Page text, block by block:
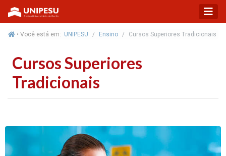
• Você está em: UNIPESU Ensino Cursos Superiores Tradicionais
Cursos Superiores
Tradicionais